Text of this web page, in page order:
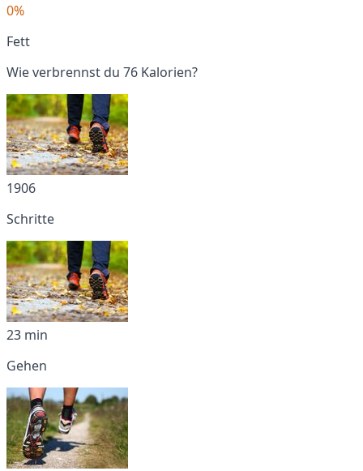
0%
Fett
Wie verbrennst du 76 Kalorien?
1906
Schritte
23 min
Gehen